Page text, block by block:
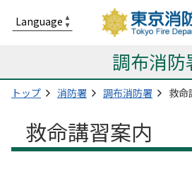
調布消防
トップ 消防署 調布消防署 救命
救命講習案内